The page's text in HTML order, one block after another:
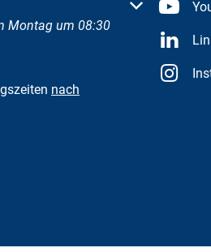
Öffnungs- oder Schließzeiten
Montag um 08:30
nach